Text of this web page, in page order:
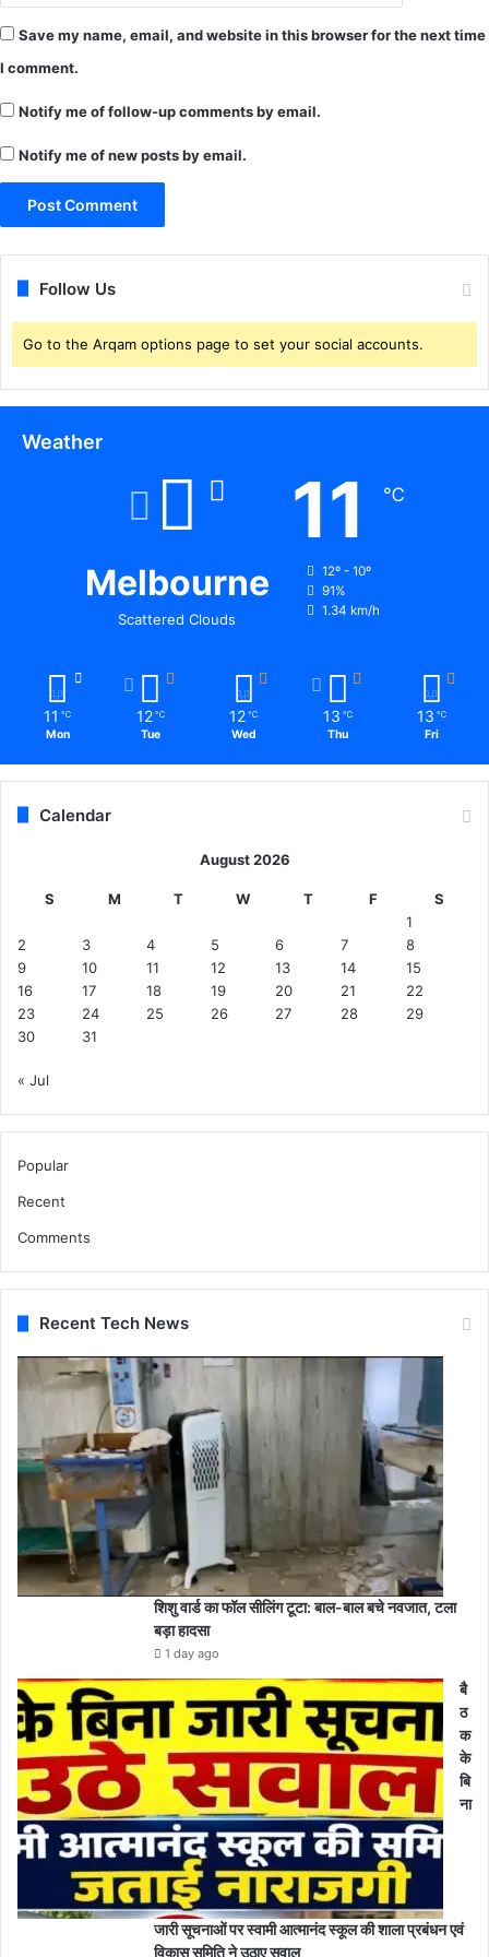
प्त
.
Save my name, email, and website in this browser for the next time
I comment.
Notify me of follow-up comments by email.
Notify me of new posts by email.
Follow Us
Go to the Arqam options page to set your social accounts.
Weather
Melbourne
Scattered Clouds
11 ℃
12º - 10º
91%
1.34 km/h
11 ℃
Mon
12 ℃
Tue
12 ℃
Wed
13 ℃
Thu
13 ℃
Fri
Calendar
August 2026
S M T W T F
S
1
2
3 4 5 6 7
8
9
10 11 12 13 14
15
16
17 18 19 20 21
22
23
24 25 26 27 28
29
30
31
« Jul
Popular
Recent
Comments
Recent Tech News
शिशु वार्ड का फॉल सीलिंग टूटा: बाल-बाल बचे नवजात, टला
बड़ा हादसा
1 day ago
बै
ठ
क
के
बि
ना
जारी सूचनाओं पर स्वामी आत्मानंद स्कूल की शाला प्रबंधन एवं
विकास समिति ने उठाए सवाल